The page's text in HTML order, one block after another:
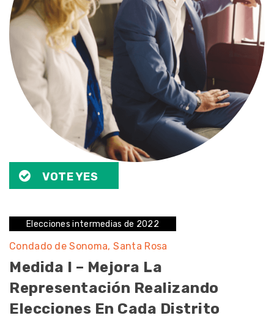
VOTE YES
Elecciones intermedias de 2022
Condado de Sonoma Santa Rosa
Medida I – Mejora La
Representación Realizando
Elecciones En Cada Distrito